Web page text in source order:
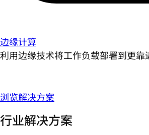
边缘计算
利用边缘技术将工作负载部署到更靠
浏览解决方案
行业解决方案